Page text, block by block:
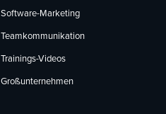
Software-Marketing
Teamkommunikation
Trainings-Videos
Großunternehmen